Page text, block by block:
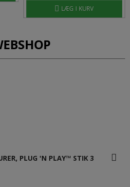
LÆG I KURV
PLUG 'N PLAY™ STIK 3